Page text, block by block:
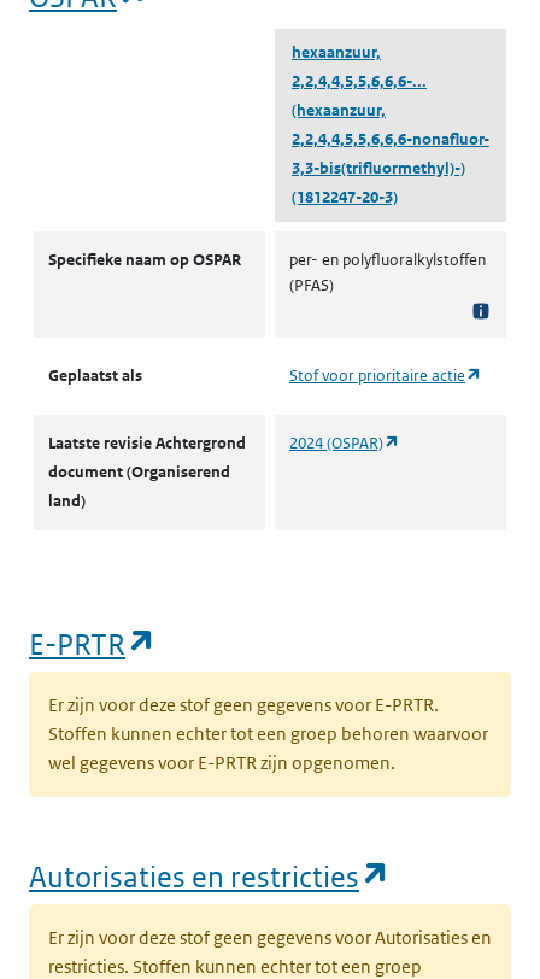
hexaanzuur,
2,2,4,4,5,5,6,6,6-...
(hexaanzuur,
2,2,4,4,5,5,6,6,6-nonafluor-
3,3-bis(trifluormethyl)-)
(1812247-20-3)
Specifieke naam op OSPAR
per- en polyfluoralkylstoffen
(PFAS)
Geplaatst als Stof voor prioritaire actie
Laatste revisie Achtergrond
document (Organiserend
land)
2024 (OSPAR)
E-PRTR
Er zijn voor deze stof geen gegevens voor E-PRTR.
Stoffen kunnen echter tot een groep behoren waarvoor
wel gegevens voor E-PRTR zijn opgenomen.
Autorisaties en restricties
Er zijn voor deze stof geen gegevens voor Autorisaties en
restricties. Stoffen kunnen echter tot een groep